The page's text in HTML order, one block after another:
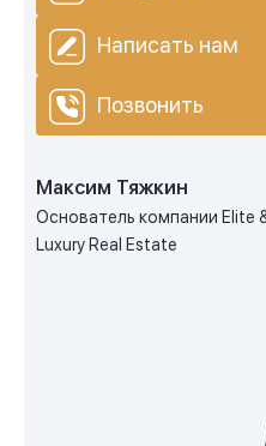
Написать нам
Позвонить
Максим Тяжкин
Основатель компании Elite
Luxury Real Estate